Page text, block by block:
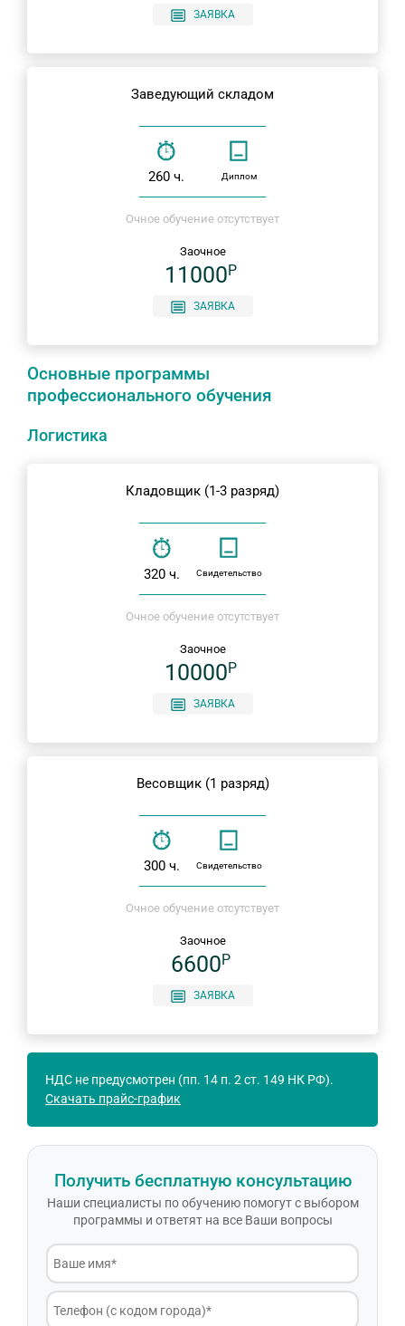
ЗАЯВКА
Заведующий складом
260 ч. Диплом
Очное обучение отсутствует
Заочное
11000P
ЗАЯВКА
Основные программы
профессионального обучения
Логистика
Кладовщик (1-3 разряд)
320 ч. Свидетельство
Очное обучение отсутствует
Заочное
10000P
ЗАЯВКА
Весовщик (1 разряд)
300 ч. Свидетельство
Очное обучение отсутствует
Заочное
6600P
ЗАЯВКА
НДС не предусмотрен (пп. 14 п. 2 ст. 149 НК РФ).
Скачать прайс-график
Получить бесплатную консультацию
Наши специалисты по обучению помогут с выбором
программы и ответят на все Ваши вопросы